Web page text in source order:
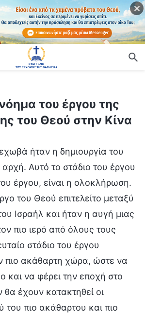
του έργου της
του Θεού στην Κίνα
ήταν η δημιουργία του
Αυτό το στάδιο του έργου
έργου, είναι η ολοκλήρωση.
του Θεού επιτελείτο μεταξύ
Ισραήλ και ήταν η αυγή μιας
πιο ιερό από όλους τους
στάδιο του έργου
πιο ακάθαρτη χώρα, ώστε να
και να φέρει την εποχή στο
θα έχουν κατακτηθεί οι
του πιο ακάθαρτου και πιο